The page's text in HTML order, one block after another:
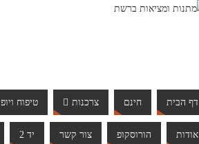
דף הבית חינם צרכנות טיפוח
אודות הורוסקופ צור קשר יד 2